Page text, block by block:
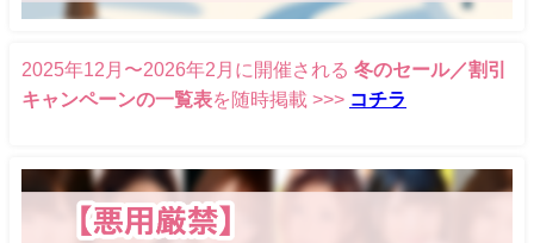
2025年12月〜2026年2月に開催される 冬のセール／割引
キャンペーンの一覧表を随時掲載 >>> コチラ